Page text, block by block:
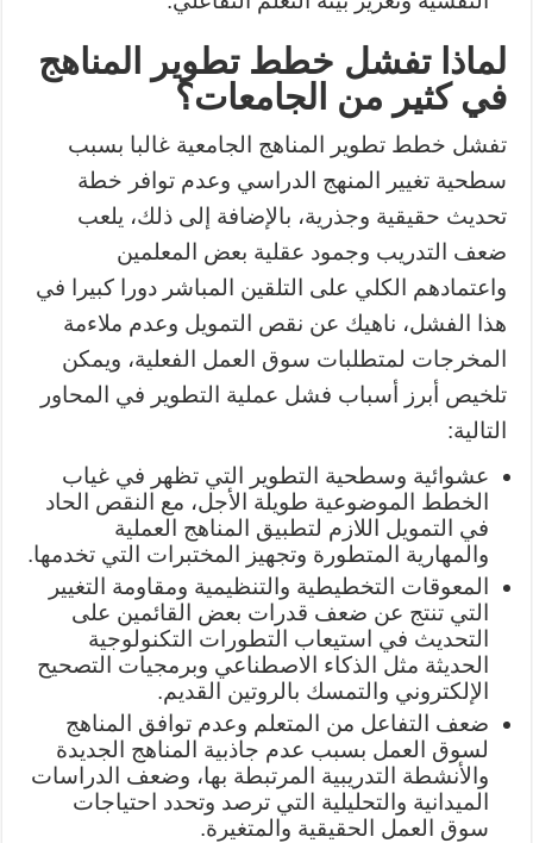
لماذا تفشل خطط تطوير المناهج
في كثير من الجامعات؟
تفشل خطط تطوير المناهج الجامعية غالبا بسبب
سطحية تغيير المنهج الدراسي وعدم توافر خطة
تحديث حقيقية وجذرية، بالإضافة إلى ذلك، يلعب
ضعف التدريب وجمود عقلية بعض المعلمين
واعتمادهم الكلي على التلقين المباشر دورا كبيرا في
هذا الفشل، ناهيك عن نقص التمويل وعدم ملاءمة
المخرجات لمتطلبات سوق العمل الفعلية، ويمكن
تلخيص أبرز أسباب فشل عملية التطوير في المحاور
التالية:
عشوائية وسطحية التطوير التي تظهر في غياب
الخطط الموضوعية طويلة الأجل، مع النقص الحاد
في التمويل اللازم لتطبيق المناهج العملية
والمهارية المتطورة وتجهيز المختبرات التي تخدمها.
المعوقات التخطيطية والتنظيمية ومقاومة التغيير
التي تنتج عن ضعف قدرات بعض القائمين على
التحديث في استيعاب التطورات التكنولوجية
الحديثة مثل الذكاء الاصطناعي وبرمجيات التصحيح
الإلكتروني والتمسك بالروتين القديم.
ضعف التفاعل من المتعلم وعدم توافق المناهج
لسوق العمل بسبب عدم جاذبية المناهج الجديدة
والأنشطة التدريبية المرتبطة بها، وضعف الدراسات
الميدانية والتحليلية التي ترصد وتحدد احتياجات
سوق العمل الحقيقية والمتغيرة.